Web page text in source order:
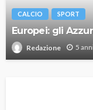
CALCIO SPORT
Europei: gli
Redazione 5